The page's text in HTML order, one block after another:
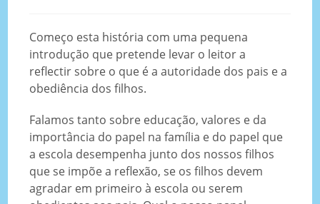
Começo esta história com uma pequena
introdução que pretende levar o leitor a
reflectir sobre o que é a autoridade dos pais e a
obediência dos filhos.
Falamos tanto sobre educação, valores e da
importância do papel na família e do papel que
a escola desempenha junto dos nossos filhos
que se impõe a reflexão, se os filhos devem
agradar em primeiro à escola ou serem